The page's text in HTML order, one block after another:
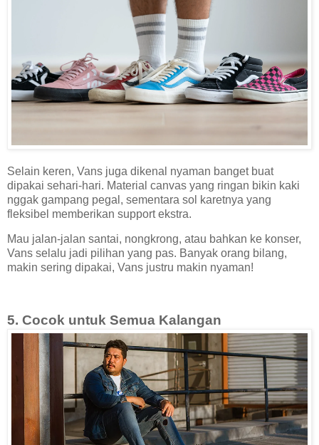
Selain keren, Vans juga dikenal nyaman banget buat
dipakai sehari-hari. Material canvas yang ringan bikin kaki
nggak gampang pegal, sementara sol karetnya yang
fleksibel memberikan support ekstra.
Mau jalan-jalan santai, nongkrong, atau bahkan ke konser,
Vans selalu jadi pilihan yang pas. Banyak orang bilang,
makin sering dipakai, Vans justru makin nyaman!
5. Cocok untuk Semua Kalangan